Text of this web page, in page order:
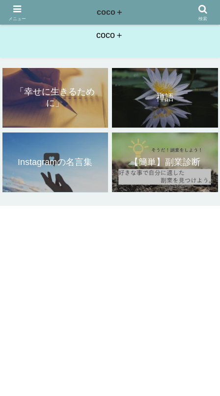
こころにプラス。「幸せに生きるために」
coco＋
「幸せに生きるため
に」
禅語
Instagramの名言集 【簡単】副業診断
メニュー
coco＋
検索